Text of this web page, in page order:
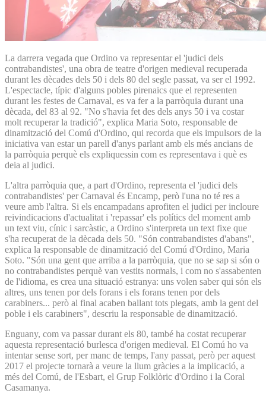
La darrera vegada que Ordino va representar el 'judici dels
contrabandistes', una obra de teatre d'origen medieval recuperada
durant les dècades dels 50 i dels 80 del segle passat, va ser el 1992.
L'espectacle, típic d'alguns pobles pirenaics que el representen
durant les festes de Carnaval, es va fer a la parròquia durant una
dècada, del 83 al 92. "No s'havia fet des dels anys 50 i va costar
molt recuperar la tradició", explica Maria Soto, responsable de
dinamització del Comú d'Ordino, qui recorda que els impulsors de la
iniciativa van estar un parell d'anys parlant amb els més ancians de
la parròquia perquè els expliquessin com es representava i què es
deia al judici.
L'altra parròquia que, a part d'Ordino, representa el 'judici dels
contrabandistes' per Carnaval és Encamp, però l'una no té res a
veure amb l'altra. Si els encampadans aprofiten el judici per incloure
reivindicacions d'actualitat i 'repassar' els polítics del moment amb
un text viu, cínic i sarcàstic, a Ordino s'interpreta un text fixe que
s'ha recuperat de la dècada dels 50. "Són contrabandistes d'abans",
explica la responsable de dinamització del Comú d'Ordino, Maria
Soto. "Són una gent que arriba a la parròquia, que no se sap si són o
no contrabandistes perquè van vestits normals, i com no s'assabenten
de l'idioma, es crea una situació estranya: uns volen saber qui són els
altres, uns tenen por dels forans i els forans tenen por dels
carabiners... però al final acaben ballant tots plegats, amb la gent del
poble i els carabiners", descriu la responsable de dinamització.
Enguany, com va passar durant els 80, també ha costat recuperar
aquesta representació burlesca d'origen medieval. El Comú ho va
intentar sense sort, per manc de temps, l'any passat, però per aquest
2017 el projecte tornarà a veure la llum gràcies a la implicació, a
més del Comú, de l'Esbart, el Grup Folklòric d'Ordino i la Coral
Casamanya.